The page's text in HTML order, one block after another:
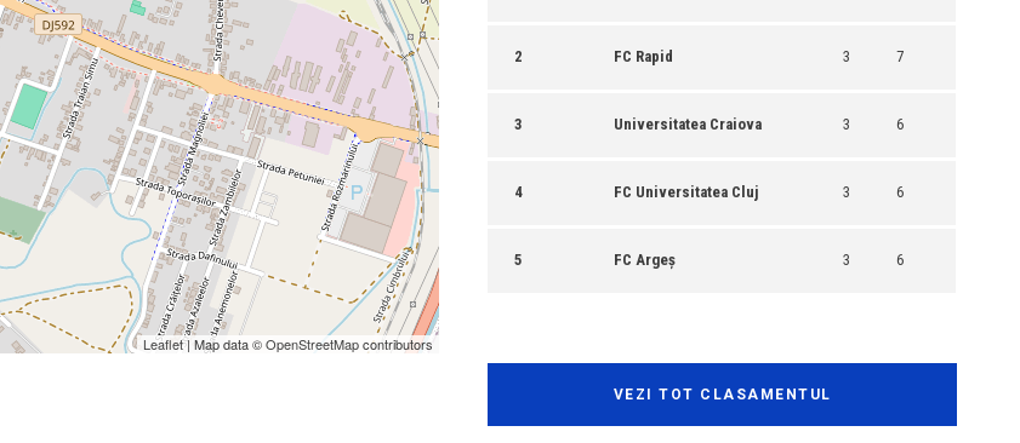
Leaflet| Map data ©OpenStreetMapcontributors
2 FC Rapid 3 7
3 Universitatea Craiova 3 6
4 FC Universitatea Cluj 3 6
5 FC Argeș 3 6
VEZI TOT CLASAMENTUL